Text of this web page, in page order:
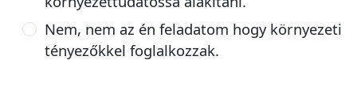
Nem, nem az én feladatom hogy környezeti
tényezőkkel foglalkozzak.